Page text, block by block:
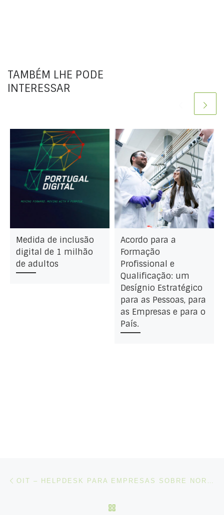
TAMBÉM LHE PODE
INTERESSAR
Medida de inclusão
digital de 1 milhão
de adultos
Acordo para a
Formação
Profissional e
Qualificação: um
Desígnio Estratégico
para as Pessoas, para
as Empresas e para o
País.
Post navigation